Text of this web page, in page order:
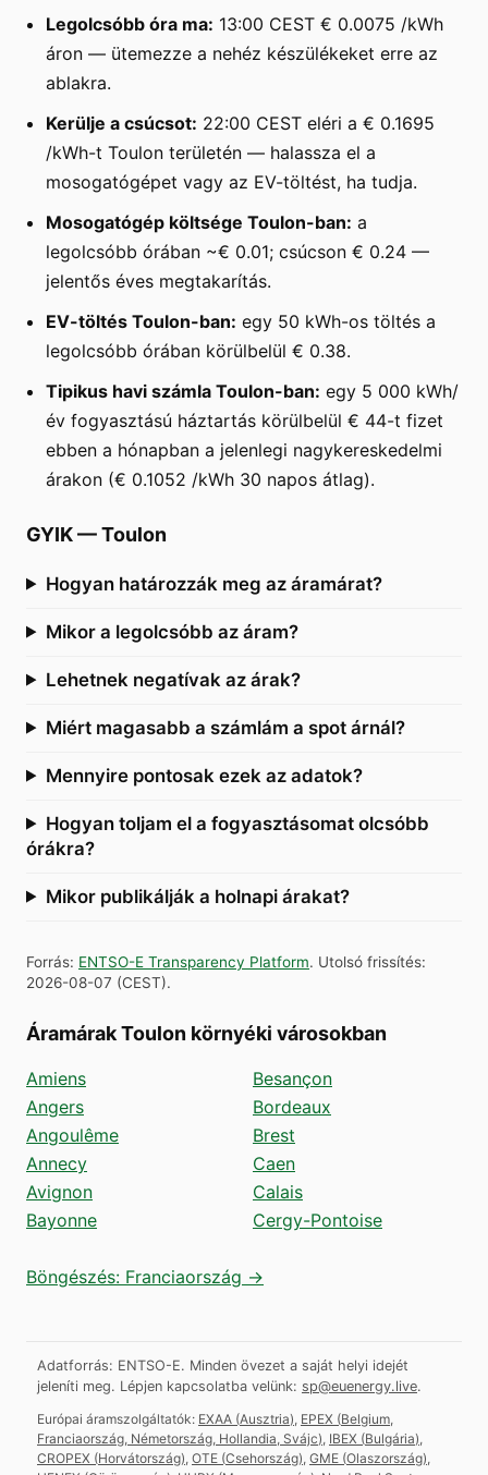
Legolcsóbb óra ma: 13:00 CEST € 0.0075 /kWh
áron — ütemezze a nehéz készülékeket erre az
ablakra.
Kerülje a csúcsot: 22:00 CEST eléri a € 0.1695
/kWh-t Toulon területén — halassza el a
mosogatógépet vagy az EV-töltést, ha tudja.
Mosogatógép költsége Toulon-ban: a
legolcsóbb órában ~€ 0.01; csúcson € 0.24 —
jelentős éves megtakarítás.
EV-töltés Toulon-ban: egy 50 kWh-os töltés a
legolcsóbb órában körülbelül € 0.38.
Tipikus havi számla Toulon-ban: egy 5 000 kWh/
év fogyasztású háztartás körülbelül € 44-t fizet
ebben a hónapban a jelenlegi nagykereskedelmi
árakon (€ 0.1052 /kWh 30 napos átlag).
GYIK—Toulon
Hogyan határozzák meg az áramárat?
Mikor a legolcsóbb az áram?
Lehetnek negatívak az árak?
Miért magasabb a számlám a spot árnál?
Mennyire pontosak ezek az adatok?
Hogyan toljam el a fogyasztásomat olcsóbb
órákra?
Mikor publikálják a holnapi árakat?
Forrás: ENTSO-E Transparency Platform. Utolsó frissítés:
2026-08-07 (CEST).
Áramárak Toulon környéki városokban
Amiens
Angers
Angoulême
Annecy
Avignon
Bayonne
Besançon
Bordeaux
Brest
Caen
Calais
Cergy-Pontoise
Böngészés: Franciaország →
Adatforrás: ENTSO-E. Minden övezet a saját helyi idejét
jeleníti meg. Lépjen kapcsolatba velünk: sp@euenergy.live.
Európai áramszolgáltatók: EXAA (Ausztria) EPEX (Belgium,
Franciaország, Németország, Hollandia, Svájc) IBEX (Bulgária)
CROPEX (Horvátország) OTE (Csehország) GME (Olaszország)